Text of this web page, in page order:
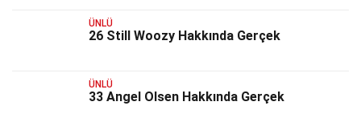
ÜNLÜ
26 Still Woozy Hakkında Gerçek
ÜNLÜ
33 Angel Olsen Hakkında Gerçek